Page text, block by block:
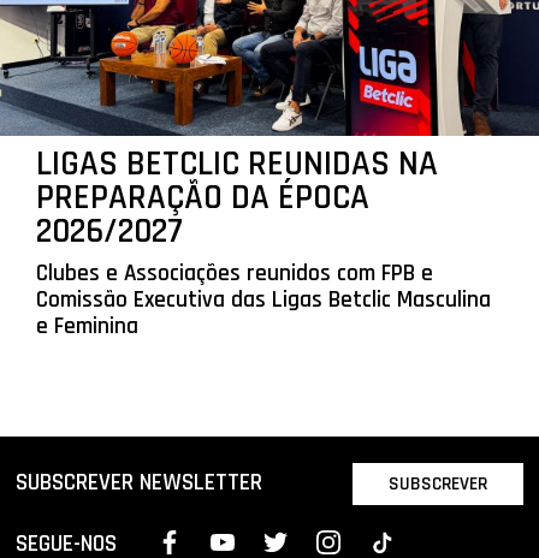
LIGAS BETCLIC REUNIDAS NA
PREPARAÇÃO DA ÉPOCA
2026/2027
Clubes e Associações reunidos com FPB e
Comissão Executiva das Ligas Betclic Masculina
e Feminina
SUBSCREVER NEWSLETTER SUBSCREVER
SEGUE-NOS